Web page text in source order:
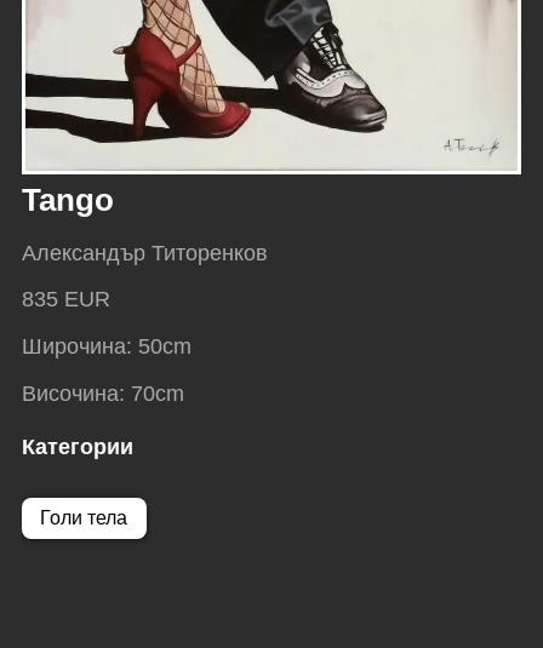
Tango
Александър Титоренков
835 EUR
Широчина: 50cm
Височина: 70cm
Категории
Голи тела